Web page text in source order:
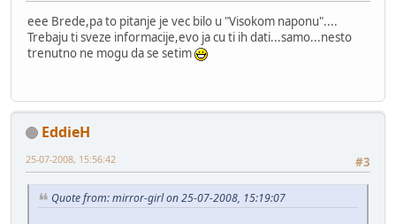
eee Brede,pa to pitanje je vec bilo u "Visokom naponu"....
Trebaju ti sveze informacije,evo ja cu ti ih dati...samo...nesto
trenutno ne mogu da se setim
EddieH
#3
25-07-2008, 15:56:42
Quote from: mirror-girl on 25-07-2008, 15:19:07